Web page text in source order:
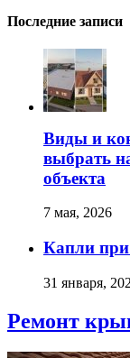
Последние записи
Виды и
выбрать
объекта
7 мая, 2026
Капли при
31 января,
Ремонт